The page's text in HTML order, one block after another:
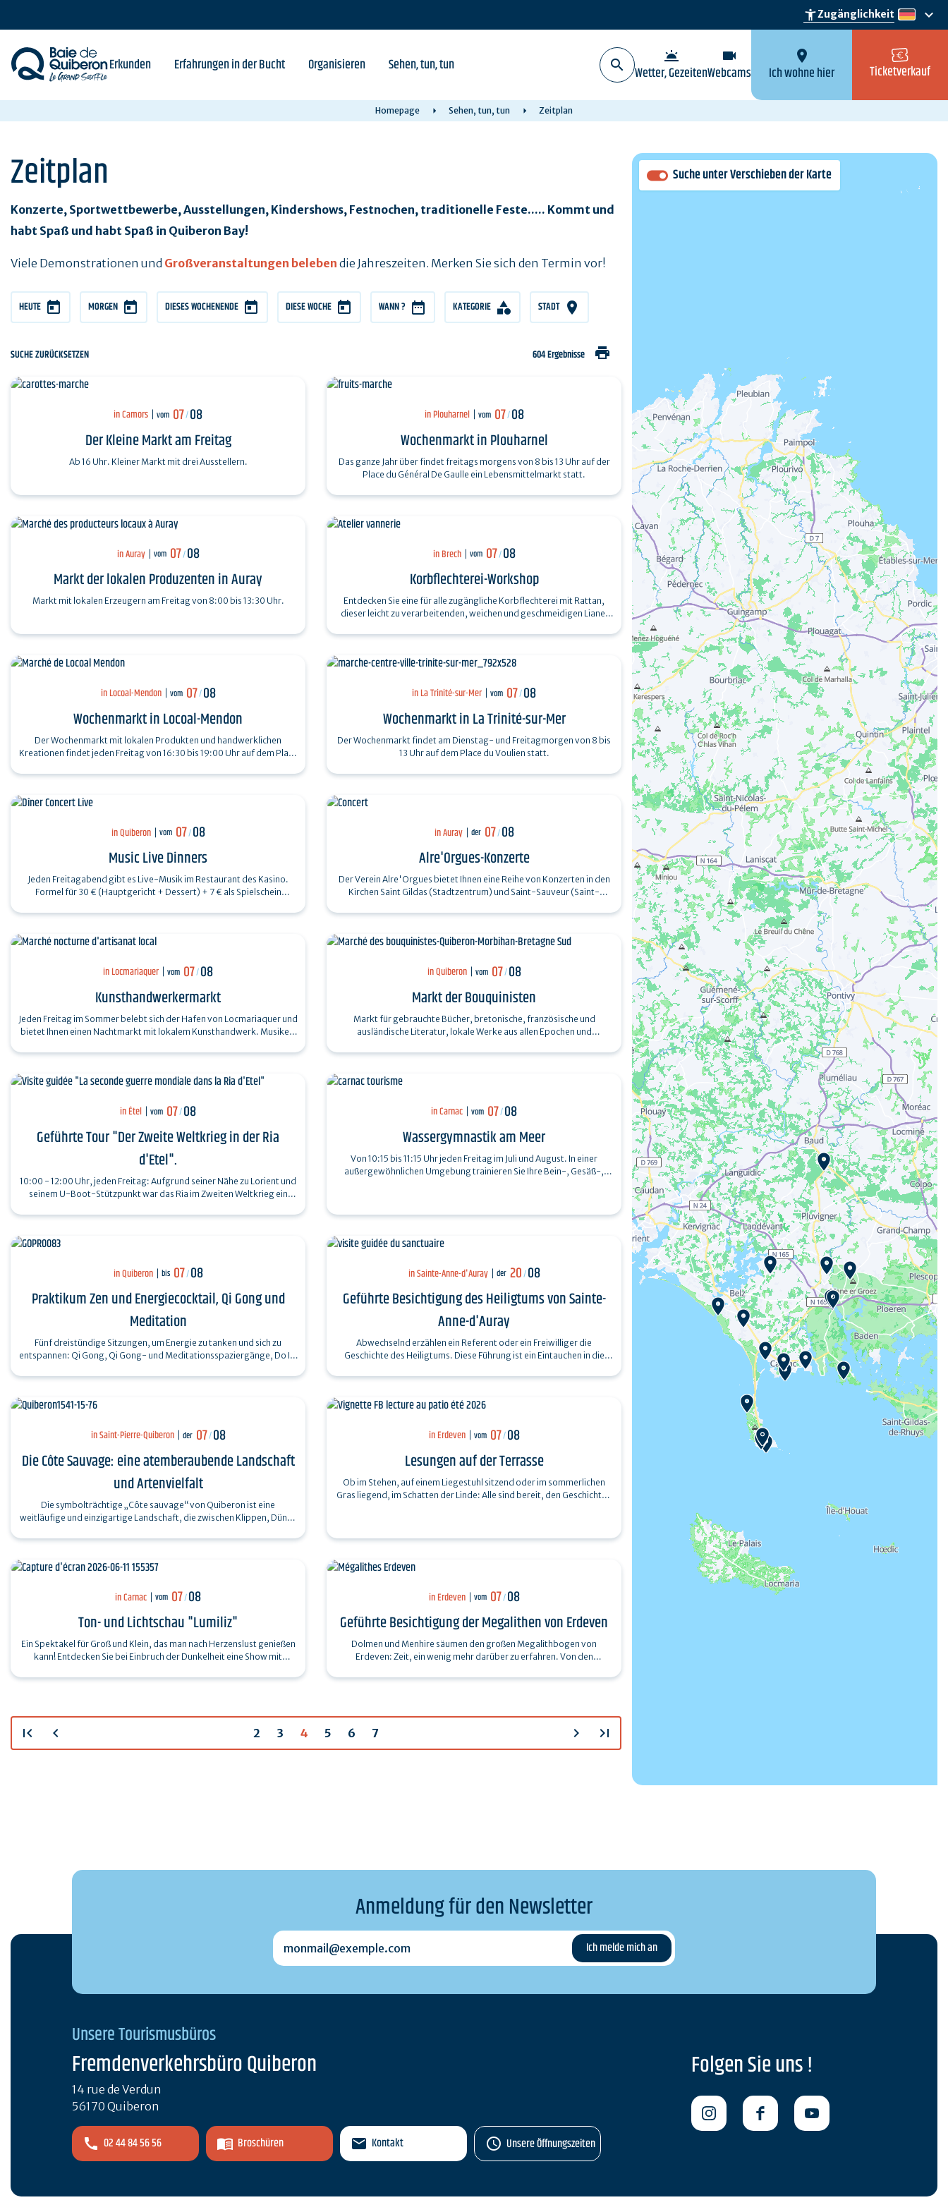
content
accessibility_newZugänglichkeit de
keyboard_arrow_down
Erkunden Erfahrungen in der Bucht Organisieren Sehen, tun, tun wb_twilight
Wetter, Gezeiten
videocam
Webcams
location_on
Ich wohne hier Ticketverkauf
Homepage Sehen, tun, tun Zeitplan
Zeitplan
Konzerte, Sportwettbewerbe, Ausstellungen, Kindershows, Festnochen, traditionelle Feste..... Kommt und
habt Spaß und habt Spaß in Quiberon Bay!
Viele Demonstrationen und Großveranstaltungen beleben die Jahreszeiten. Merken Sie sich den Termin vor!
HEUTE MORGEN DIESES WOCHENENDE DIESE WOCHE WANN ? KATEGORIE STADT
SUCHE ZURÜCKSETZEN 604 Ergebnisse print
in Camors vom 07/08
Der Kleine Markt am Freitag
Ab 16 Uhr. Kleiner Markt mit drei Ausstellern.
in Plouharnel vom 07/ 08
Wochenmarkt in Plouharnel
Das ganze Jahr über findet freitags morgens von 8 bis 13 Uhr auf der
Place du Général De Gaulle ein Lebensmittelmarkt statt.
in Auray vom 07/ 08
Markt der lokalen Produzenten in Auray
Markt mit lokalen Erzeugern am Freitag von 8:00 bis 13:30 Uhr.
in Brech vom 07/ 08
Korbflechterei-Workshop
Entdecken Sie eine für alle zugängliche Korbflechterei mit Rattan,
dieser leicht zu verarbeitenden, weichen und geschmeidigen Liane.
in Locoal-Mendon vom 07/ 08
Wochenmarkt in Locoal-Mendon
Der Wochenmarkt mit lokalen Produkten und handwerklichen
Kreationen findet jeden Freitag von 16:30 bis 19:00 Uhr auf dem Place
in La Trinité-sur-Mer vom 07/08
Wochenmarkt in La Trinité-sur-Mer
Der Wochenmarkt findet am Dienstag- und Freitagmorgen von 8 bis
13 Uhr auf dem Place du Voulien statt.
in Quiberon vom 07/ 08
Music Live Dinners
Jeden Freitagabend gibt es Live-Musik im Restaurant des Kasino.
Formel für 30 € (Hauptgericht + Dessert) + 7 € als Spielschein
in Auray der 07/ 08
Alre'Orgues-Konzerte
Der Verein Alre'Orgues bietet Ihnen eine Reihe von Konzerten in den
Kirchen Saint Gildas (Stadtzentrum) und Saint-Sauveur (Saint-
in Locmariaquer vom 07/08
Kunsthandwerkermarkt
Jeden Freitag im Sommer belebt sich der Hafen von Locmariaquer und
bietet Ihnen einen Nachtmarkt mit lokalem Kunsthandwerk. Musiker,
in Quiberon vom 07/ 08
Markt der Bouquinisten
Markt für gebrauchte Bücher, bretonische, französische und
ausländische Literatur, lokale Werke aus allen Epochen und
in Étel vom 07/08
Geführte Tour "Der Zweite Weltkrieg in der Ria
d'Etel".
10:00 - 12:00 Uhr, jeden Freitag: Aufgrund seiner Nähe zu Lorient und
seinem U-Boot-Stützpunkt war das Ria im Zweiten Weltkrieg ein
in Carnac vom 07/08
Wassergymnastik am Meer
Von 10:15 bis 11:15 Uhr jeden Freitag im Juli und August. In einer
außergewöhnlichen Umgebung trainieren Sie Ihre Bein-, Gesäß-,
in Quiberon bis 07/ 08
Praktikum Zen und Energiecocktail, Qi Gong und
Meditation
Fünf dreistündige Sitzungen, um Energie zu tanken und sich zu
entspannen: Qi Gong, Qi Gong- und Meditationsspaziergänge, Do In,
in Sainte-Anne-d'Auray der 20/ 08
Geführte Besichtigung des Heiligtums von Sainte-
Anne-d'Auray
Abwechselnd erzählen ein Referent oder ein Freiwilliger die
Geschichte des Heiligtums. Diese Führung ist ein Eintauchen in die
in Saint-Pierre-Quiberon der 07/ 08
Die Côte Sauvage: eine atemberaubende Landschaft
und Artenvielfalt
Die symbolträchtige „Côte sauvage“ von Quiberon ist eine
weitläufige und einzigartige Landschaft, die zwischen Klippen, Dünen
in Erdeven vom 07/ 08
Lesungen auf der Terrasse
Ob im Stehen, auf einem Liegestuhl sitzend oder im sommerlichen
Gras liegend, im Schatten der Linde: Alle sind bereit, den Geschichten
in Carnac vom 07/08
Ton- und Lichtschau "Lumiliz"
Ein Spektakel für Groß und Klein, das man nach Herzenslust genießen
kann! Entdecken Sie bei Einbruch der Dunkelheit eine Show mit
in Erdeven vom 07/ 08
Geführte Besichtigung der Megalithen von Erdeven
Dolmen und Menhire säumen den großen Megalithbogen von
Erdeven: Zeit, ein wenig mehr darüber zu erfahren. Von den
first_page chevron_left 2 3 4 5 6 7 chevron_right last_page
Suche unter Verschieben der Karte
Anmeldung für den Newsletter
monmail@exemple.com
Unsere Tourismusbüros
Fremdenverkehrsbüro Quiberon
14 rue de Verdun
56170 Quiberon
02 44 84 56 56 Broschüren Kontakt Unsere Öffnungszeiten
Folgen Sie uns !